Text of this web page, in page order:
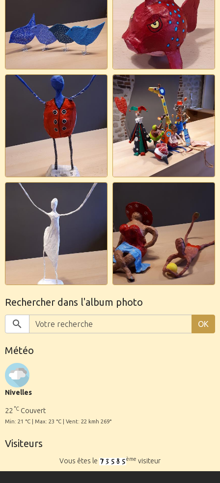
Rechercher dans l'album photo
OK
Météo
Nivelles
22 °C Couvert
Min: 21 °C | Max: 23 °C | Vent: 22 kmh 269°
Visiteurs
Vous êtes le ème visiteur